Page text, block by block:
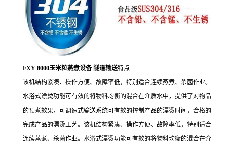
FXY-8000玉米粒蒸煮设备 隧道输送特点
该机结构紧凑、操作方便、故障率低，特别适合连续蒸煮、杀菌作业。
水浴式漂烫功能可有效的将物料均衡的混合在介质水中，提供了对物品
的预煮效果，可调速式输送系统可有效的控制产品的漂烫时间，合格的
完成产品的漂烫工艺。该机结构紧凑、操作方便、故障率低，特别适合
连续蒸煮、杀菌作业。水浴式漂烫功能可有效的将物料均衡的混合在介